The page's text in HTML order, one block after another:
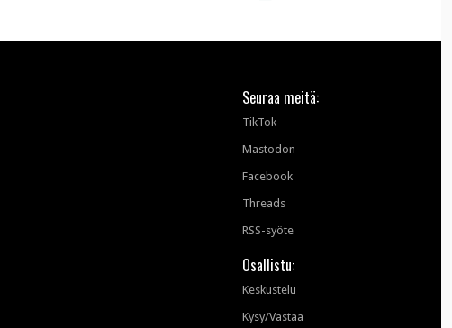
Seuraa meitä:
TikTok
Mastodon
Facebook
Threads
RSS-syöte
Osallistu:
Keskustelu
Kysy/Vastaa